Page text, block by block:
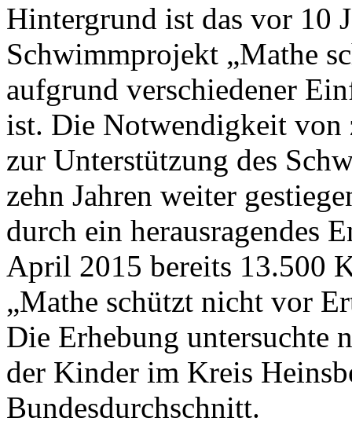
Hintergrund ist das vor 10
Schwimmprojekt „Mathe
aufgrund verschiedener
ist. Die Notwendigkeit von
zur Unterstützung des
zehn Jahren weiter
durch ein herausragendes
April 2015 bereits 13.500
„Mathe schützt nicht vor
Die Erhebung untersuchte
der Kinder im Kreis
Bundesdurchschnitt.